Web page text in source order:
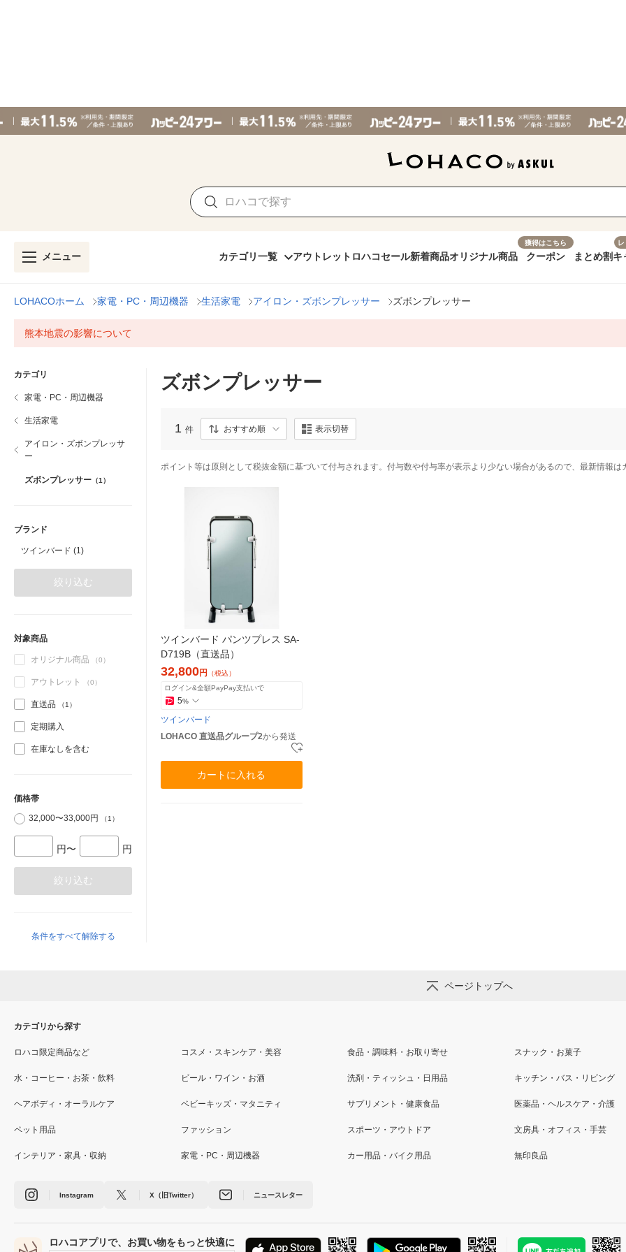
メニュー カテゴリ一覧 アウトレット ロハコセール新着商品オリジナル商品
獲得はこちら
クーポン まとめ割キ
LOHACOホーム 家電・PC・周辺機器 生活家電 アイロン・ズボンプレッサー ズボンプレッサー
熊本地震の影響について
カテゴリ
家電・PC・周辺機器
生活家電
アイロン・ズボンプレッサ
ー
ズボンプレッサー （1）
ブランド
ツインバード (1)
絞り込む
対象商品
オリジナル商品 （0）
アウトレット （0）
直送品 （1）
定期購入
在庫なしを含む
価格帯
32,000〜33,000円
（1）
円〜 円
絞り込む
条件をすべて解除する
ズボンプレッサー
1 件 おすすめ順 表示切替
ポイント等は原則として税抜金額に基づいて付与されます。付与数や付与率が表示より少ない場合があるので、最新情報は
ツインバード パンツプレス SA-
D719B（直送品）
32,800円 （税込）
ログイン&全額PayPay支払いで
5%
ツインバード
LOHACO 直送品グループ2から発送
カートに入れる
ページトップへ
カテゴリから探す
ロハコ限定商品など コスメ・スキンケア・美容 食品・調味料・お取り寄せ スナック・お菓子
水・コーヒー・お茶・飲料 ビール・ワイン・お酒 洗剤・ティッシュ・日用品 キッチン・バス・リビング
ヘアボディ・オーラルケア ベビーキッズ・マタニティ サプリメント・健康食品 医薬品・ヘルスケア・介護
ペット用品 ファッション スポーツ・アウトドア 文房具・オフィス・手芸
インテリア・家具・収納 家電・PC・周辺機器 カー用品・バイク用品 無印良品
Instagram X（旧Twitter） ニュースレター
ロハコアプリで、お買い物をもっと快適に